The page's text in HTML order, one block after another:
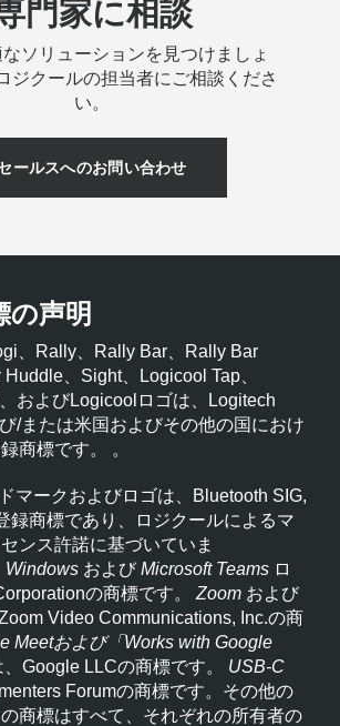
門家に相談
ソリューションを見つけましょ
ジクールの担当者にご相談くださ
い。
ールスへのお問い合わせ
の声明
、Rally、Rally Bar、Rally Bar
、Sight、Logicool Tap、
およびLogicoolロゴは、Logitech
/または米国およびその他の国におけ
商標です。 。
マークおよびロゴは、Bluetooth SIG,
録商標であり、ロジクールによるマ
ンス許諾に基づいていま
Windows および Microsoft Teams ロ
の商標です。 Zoom および
Video Communications, Inc.の商
Meetおよび「Works with Google
、Google LLCの商標です。 USB-C
Forumの商標です。その他の
商標はすべて、それぞれの所有者の